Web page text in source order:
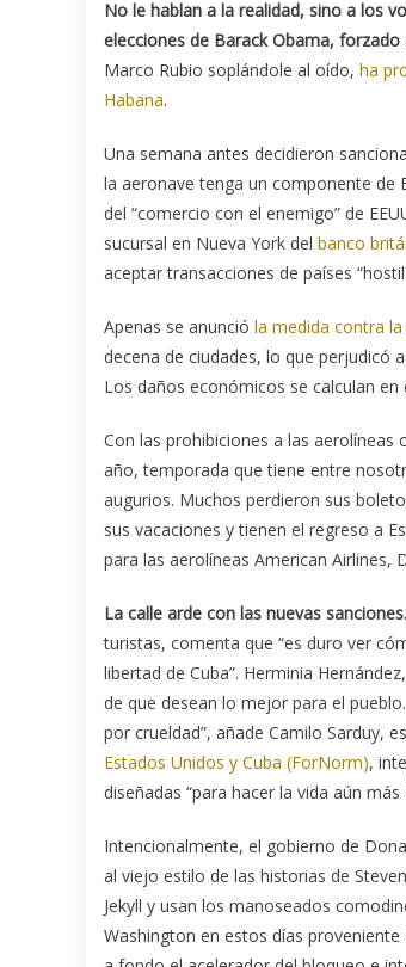
No le hablan a la realidad, sino a los
elecciones de Barack Obama,
Marco Rubio soplándole al oído, ha
Habana.
Una semana antes decidieron
la aeronave tenga un componente de
del “comercio con el enemigo” de
sucursal en Nueva York del banco
aceptar transacciones de países
Apenas se anunció la medida contra
decena de ciudades, lo que perjudicó
Los daños económicos se calculan
Con las prohibiciones a las
año, temporada que tiene entre
augurios. Muchos perdieron sus
sus vacaciones y tienen el regreso a
para las aerolíneas American Airlines,
La calle arde con las nuevas sanciones.
turistas, comenta que “es duro ver
libertad de Cuba”. Herminia
de que desean lo mejor para el
por crueldad”, añade Camilo Sarduy,
Estados Unidos y Cuba (ForNorm),
diseñadas “para hacer la vida aún
Intencionalmente, el gobierno de
al viejo estilo de las historias de
Jekyll y usan los manoseados
Washington en estos días